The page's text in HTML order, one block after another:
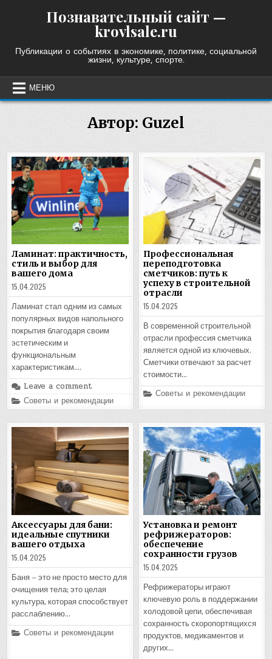
Познавательный сайт —
krovlsale.ru
Публикации о событиях в экономике, политике, социальной
жизни, культуре, спорте.
МЕНЮ
Автор: Guzel
Ламинат: практичность,
стиль и выбор для
вашего дома
15.04.2025
Ламинат стал одним из самых
популярных видов напольного
покрытия благодаря своим
эстетическим и
функциональным
характеристикам….
Leave a comment
Posted
in
Советы и рекомендации
Профессиональная
переподготовка
сметчиков: путь к
успеху в строительной
отрасли
15.04.2025
В современной строительной
отрасли профессия сметчика
является одной из ключевых.
Сметчики отвечают за расчет
стоимости…
Posted
Советы и рекомендации
Аксессуары для бани:
идеальные спутники
вашего отдыха
15.04.2025
Баня – это не просто место для
очищения тела; это целая
культура, которая способствует
расслаблению…
Posted
Советы и рекомендации
Установка и ремонт
рефрижераторов:
обеспечение
сохранности грузов
15.04.2025
Рефрижераторы играют
ключевую роль в поддержании
холодовой цепи, обеспечивая
сохранность скоропортящихся
продуктов, медикаментов и
других…